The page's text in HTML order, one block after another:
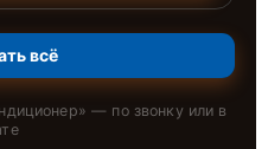
всё
» — по звонку или в